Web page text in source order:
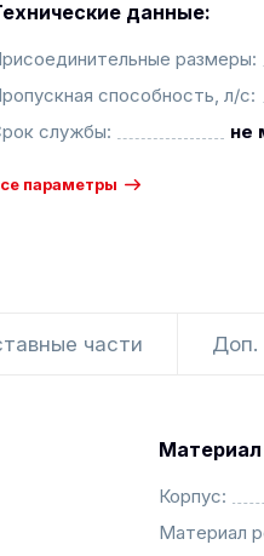
данные:
размеры:
способность, л/с:
службы:
не
параметры
части Доп.
Материал
Корпус:
Материал